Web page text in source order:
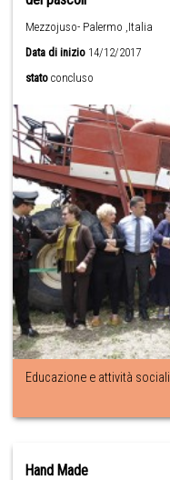
Mezzojuso- Palermo ,Italia
Data di inizio 14/12/2017
stato concluso
Educazione e attività sociali
Hand Made